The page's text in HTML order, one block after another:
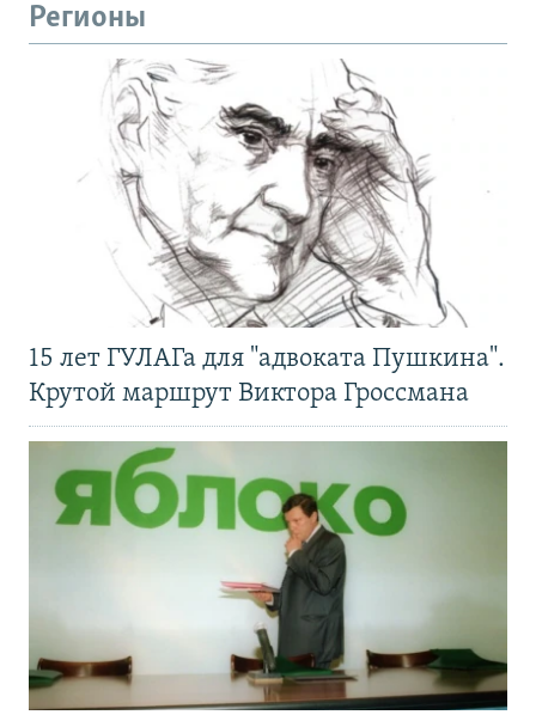
Регионы
15 лет ГУЛАГа для "адвоката Пушкина".
Крутой маршрут Виктора Гроссмана